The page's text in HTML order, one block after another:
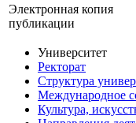
Электронная копия
публикации
Университет
Ректорат
Структура
Международное
Культура,